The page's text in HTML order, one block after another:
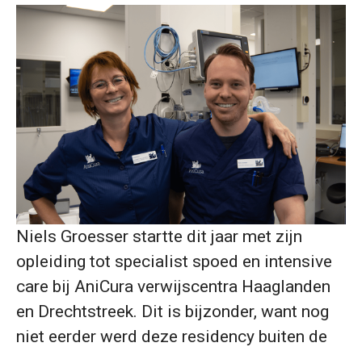
Niels Groesser startte dit jaar met zijn
opleiding tot specialist spoed en intensive
care bij AniCura verwijscentra Haaglanden
en Drechtstreek. Dit is bijzonder, want nog
niet eerder werd deze residency buiten de